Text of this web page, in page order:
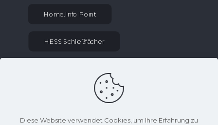
Home.Info Point
HESS Schließfächer
KONTAKT INFORMATIONEN
sekretariat at gym-kaethe-kollwitz.schulen-
Diese Website verwendet Cookies, um Ihre Erfahrung zu